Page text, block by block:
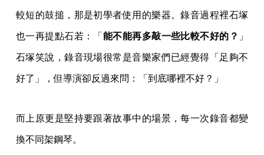
較短的鼓搥，那是初學者使用的樂器。錄音過程裡石塚
也一再提點石若：「 能不能再多敲一些比較不好的？ 」
石塚笑說，錄音現場很常是音樂家們已經覺得「足夠不
好了」，但導演卻反過來問：「到底哪裡不好？」
而上原更是堅持要跟著故事中的場景，每一次錄音都變
換不同架鋼琴。